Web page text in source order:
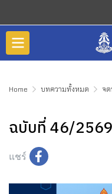
Home บทความทั้งหมด จด
ฉบับที่ 46/2569
แชร์